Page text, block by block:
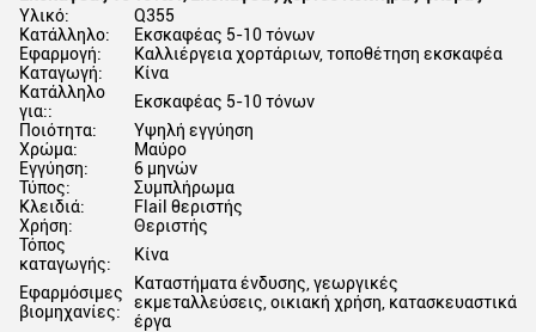
Υλικό:
Q355
Κατάλληλο:
Εκσκαφέας 5-10 τόνων
Εφαρμογή:
Καλλιέργεια χορτάριων, τοποθέτηση εκσκαφέα
Καταγωγή:
Κίνα
Κατάλληλο
για::
Εκσκαφέας 5-10 τόνων
Ποιότητα:
Υψηλή εγγύηση
Χρώμα:
Μαύρο
Εγγύηση:
6 μηνών
Τύπος:
Συμπλήρωμα
Κλειδιά:
Flail θεριστής
Χρήση:
Θεριστής
Τόπος
καταγωγής:
Κίνα
Εφαρμόσιμες
βιομηχανίες:
Καταστήματα ένδυσης, γεωργικές
εκμεταλλεύσεις, οικιακή χρήση, κατασκευαστικά
έργα